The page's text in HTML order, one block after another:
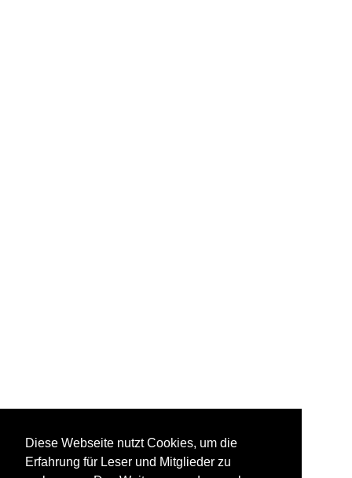
Diese Webseite nutzt Cookies, um die
Erfahrung für Leser und Mitglieder zu